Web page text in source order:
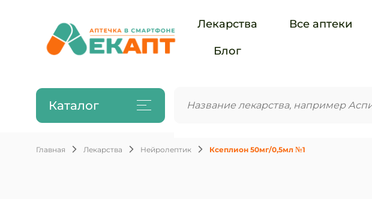
Лекарства Все аптеки
Блог
Каталог
Главная Лекарства Нейролептик Ксеплион 50мг/0,5мл №1